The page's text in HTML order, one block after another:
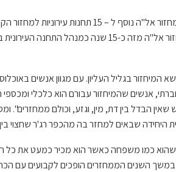
נשוי ואב לשני ילדים, עובד בתאגיד המיחזור אל"ה
המיחזור בגליל העליון. עם מגוון אנשים
אנשים שהמיחזור עבורם הוא כלכלי ומכספי
שאין הבדל בין דת, מין, וגזע, וכולם ממחזרים".
היחידה שבאים למחזר בה מהכפר רג'ר שחצוי
כמו משפחה כאשר הוא מכיר כמעט את כל
השנים הממחזרים הופכים לקבועים עם